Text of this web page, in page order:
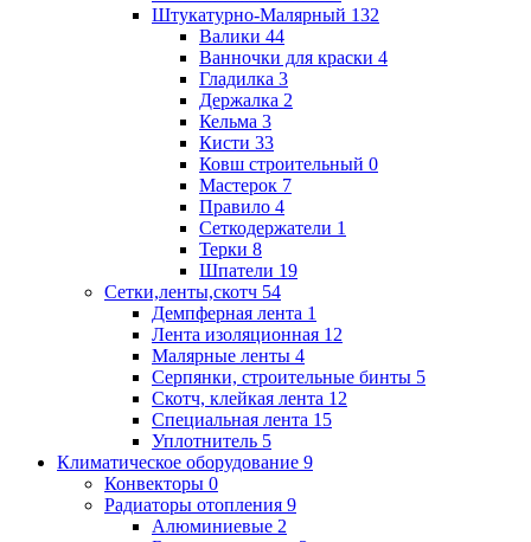
Штукатурно-Малярный 132
Валики 44
Ванночки для краски 4
Гладилка 3
Держалка 2
Кельма 3
Кисти 33
Ковш строительный 0
Мастерок 7
Правило 4
Сеткодержатели 1
Терки 8
Шпатели 19
Сетки,ленты,скотч 54
Демпферная лента 1
Лента изоляционная 12
Малярные ленты 4
Серпянки, строительные бинты 5
Скотч, клейкая лента 12
Специальная лента 15
Уплотнитель 5
Климатическое оборудование 9
Конвекторы 0
Радиаторы отопления 9
Алюминиевые 2